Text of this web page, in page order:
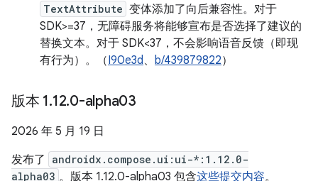
TextAttribute 变体添加了向后兼容性。对于
SDK>=37，无障碍服务将能够宣布是否选择了建议的
替换文本。对于 SDK<37，不会影响语音反馈（即现
有行为）。（I90e3d、 b/439879822）
版本 1.12.0-alpha03
2026 年 5 月 19 日
发布了
androidx.compose.ui:ui-*:1.12.0-
alpha03 。版本 1.12.0-alpha03 包含这些提交内容。